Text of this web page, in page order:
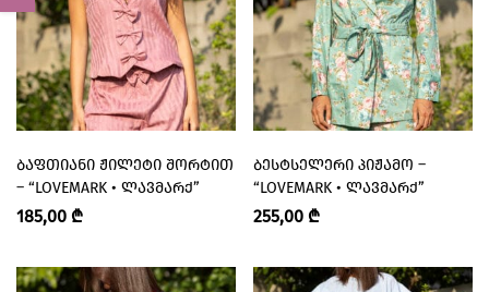
ᲑᲐᲤᲗᲘᲐᲜᲘ ᲟᲘᲚᲔᲢᲘ ᲨᲝᲠᲢᲘᲗ
– “LOVEMARK • ᲚᲐᲕᲛᲐᲠᲥ”
185,00 ₾
ᲑᲔᲡᲢᲡᲔᲚᲔᲠᲘ ᲞᲘᲟᲐᲛᲝ –
“LOVEMARK • ᲚᲐᲕᲛᲐᲠᲥ”
255,00 ₾